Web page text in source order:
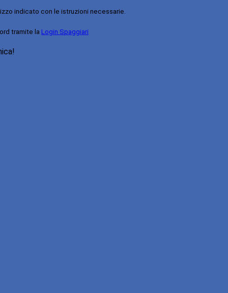
indicato con le istruzioni necessarie.
tramite la Login Spaggiari